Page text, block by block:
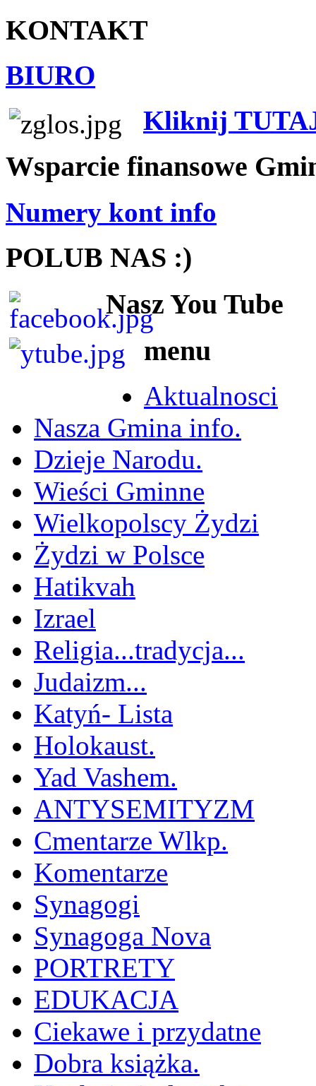
KONTAKT
BIURO
Kliknij
Wsparcie finansowe
Numery kont info
POLUB NAS :)
Nasz You Tube
menu
Aktualnosci
Nasza Gmina info.
Dzieje Narodu.
Wieści Gminne
Wielkopolscy Żydzi
Żydzi w Polsce
Hatikvah
Izrael
Religia...tradycja...
Judaizm...
Katyń- Lista
Holokaust.
Yad Vashem.
ANTYSEMITYZM
Cmentarze Wlkp.
Komentarze
Synagogi
Synagoga Nova
PORTRETY
EDUKACJA
Ciekawe i przydatne
Dobra książka.